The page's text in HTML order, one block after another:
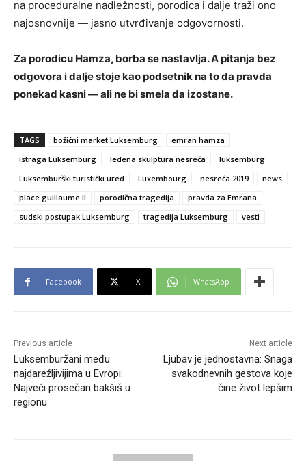
na proceduralne nadležnosti, porodica i dalje traži ono
najosnovnije — jasno utvrđivanje odgovornosti.
Za porodicu Hamza, borba se nastavlja. A pitanja bez
odgovora i dalje stoje kao podsetnik na to da pravda
ponekad kasni — ali ne bi smela da izostane.
TAGS božićni market Luksemburg
emran hamza
istraga Luksemburg
ledena skulptura nesreća
luksemburg
Luksemburški turistički ured
Luxembourg nesreća 2019
news
place guillaume II
porodična tragedija
pravda za Emrana
sudski postupak Luksemburg
tragedija Luksemburg vesti
Facebook X WhatsApp
Previous article
Luksemburžani među
najdarežljivijima u Evropi:
Najveći prosečan bakšiš u
regionu
Next article
Ljubav je jednostavna: Snaga
svakodnevnih gestova koje
čine život lepšim